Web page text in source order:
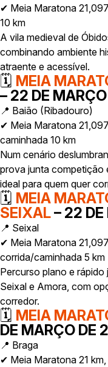
✔ Meia Maratona
10 km
A vila medieval de
combinando ambiente
atraente e acessível.
🗓 MEIA
– 22 DE
📍 Baião (Ribadouro)
✔ Meia Maratona
caminhada 10 km
Num cenário
prova junta competição
ideal para quem quer
🗓 MEIA
SEIXAL– 22
📍 Seixal
✔ Meia Maratona
corrida/caminhada 5 km
Percurso plano e rápido
Seixal e Amora, com
corredor.
🗓 MEIA
DE MARÇO DE
📍 Braga
✔ Meia Maratona 21